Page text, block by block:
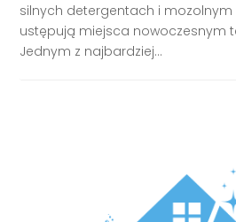
silnych detergentach i mozolnym
ustępują miejsca nowoczesnym
Jednym z najbardziej...